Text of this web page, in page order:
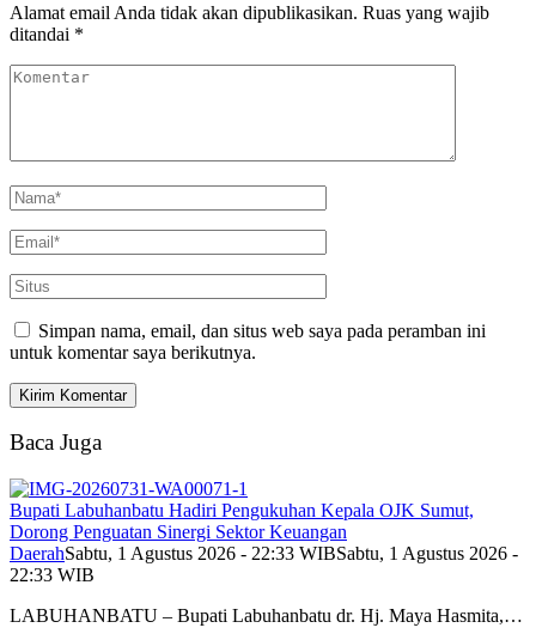
Alamat email Anda tidak akan dipublikasikan. Ruas yang wajib
ditandai *
Simpan nama, email, dan situs web saya pada peramban ini
untuk komentar saya berikutnya.
Baca Juga
Bupati Labuhanbatu Hadiri Pengukuhan Kepala OJK Sumut,
Dorong Penguatan Sinergi Sektor Keuangan
DaerahSabtu, 1 Agustus 2026 - 22:33 WIBSabtu, 1 Agustus 2026 -
22:33 WIB
LABUHANBATU – Bupati Labuhanbatu dr. Hj. Maya Hasmita,…